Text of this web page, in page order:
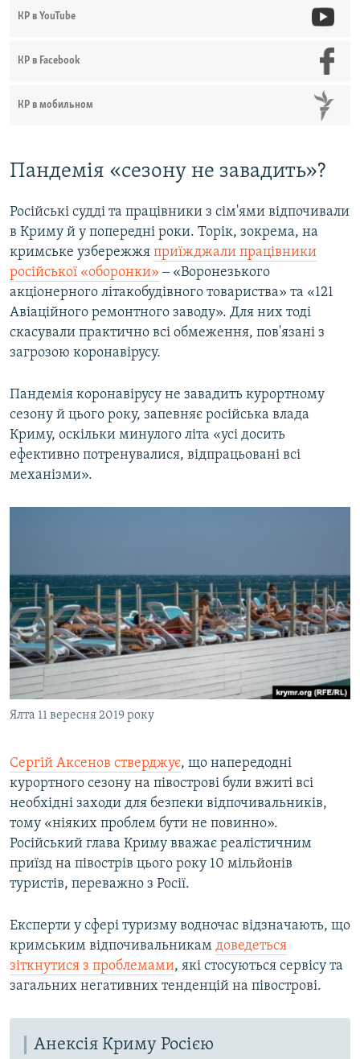
КР в YouTube
КР в Facebook
КР в мобильном
Пандемія «сезону не завадить»?
Російські судді та працівники з сім'ями відпочивали
в Криму й у попередні роки. Торік, зокрема, на
кримське узбережжя приїжджали працівники
російської «оборонки» ‒ «Воронезького
акціонерного літакобудівного товариства» та «121
Авіаційного ремонтного заводу». Для них тоді
скасували практично всі обмеження, пов'язані з
загрозою коронавірусу.
Пандемія коронавірусу не завадить курортному
сезону й цього року, запевняє російська влада
Криму, оскільки минулого літа «усі досить
ефективно потренувалися, відпрацьовані всі
механізми».
Ялта 11 вересня 2019 року
Сергій Аксенов стверджує, що напередодні
курортного сезону на півострові були вжиті всі
необхідні заходи для безпеки відпочивальників,
тому «ніяких проблем бути не повинно».
Російський глава Криму вважає реалістичним
приїзд на півострів цього року 10 мільйонів
туристів, переважно з Росії.
Експерти у сфері туризму водночас відзначають, що
кримським відпочивальникам доведеться
зіткнутися з проблемами, які стосуються сервісу та
загальних негативних тенденцій на півострові.
Анексія Криму Росією